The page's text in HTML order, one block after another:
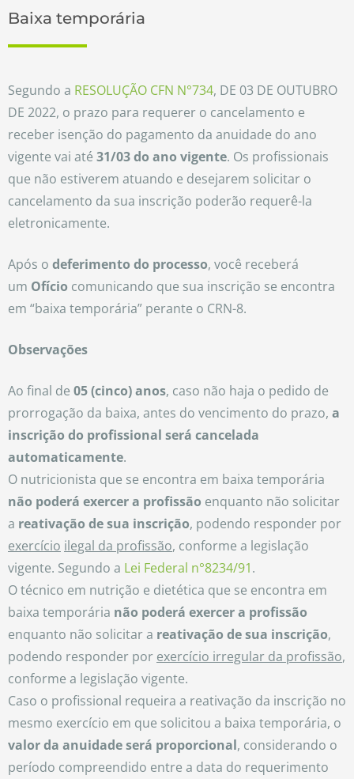
Baixa temporária
Segundo a RESOLUÇÃO CFN N°734, DE 03 DE OUTUBRO
DE 2022, o prazo para requerer o cancelamento e
receber isenção do pagamento da anuidade do ano
vigente vai até 31/03 do ano vigente. Os profissionais
que não estiverem atuando e desejarem solicitar o
cancelamento da sua inscrição poderão requerê-la
eletronicamente.
Após o deferimento do processo, você receberá
um Ofício comunicando que sua inscrição se encontra
em “baixa temporária” perante o CRN-8.
Observações
Ao final de 05 (cinco) anos, caso não haja o pedido de
prorrogação da baixa, antes do vencimento do prazo, a
inscrição do profissional será cancelada
automaticamente.
O nutricionista que se encontra em baixa temporária
não poderá exercer a profissão enquanto não solicitar
a reativação de sua inscrição, podendo responder por
exercício ilegal da profissão, conforme a legislação
vigente. Segundo a Lei Federal n°8234/91.
O técnico em nutrição e dietética que se encontra em
baixa temporária não poderá exercer a profissão
enquanto não solicitar a reativação de sua inscrição,
podendo responder por exercício irregular da profissão,
conforme a legislação vigente.
Caso o profissional requeira a reativação da inscrição no
mesmo exercício em que solicitou a baixa temporária, o
valor da anuidade será proporcional, considerando o
período compreendido entre a data do requerimento